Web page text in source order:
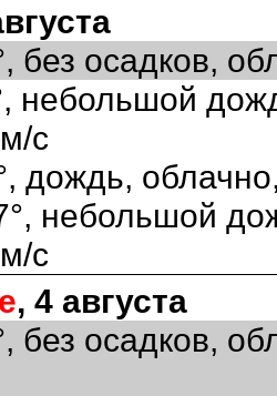
осадков,
с
дождь,
небольшой
с
, 4 августа
осадков,